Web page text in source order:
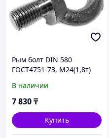
Рым болт DIN 580
ГОСТ4751-73, М24(1,8т)
В наличии
7 830₸
Купить